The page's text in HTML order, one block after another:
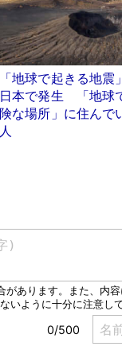
「地球で起きる地震
日本で発生 「地球
険な場所」に住んで
人